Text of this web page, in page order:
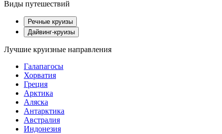
Виды путешествий
Речные круизы
Дайвинг-круизы
Лучшие круизные направления
Галапагосы
Хорватия
Греция
Арктика
Аляска
Антарктика
Австралия
Индонезия